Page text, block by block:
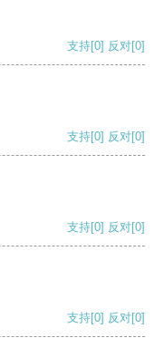
支持[0] 反对[0]
支持[0] 反对[0]
支持[0] 反对[0]
支持[0] 反对[0]